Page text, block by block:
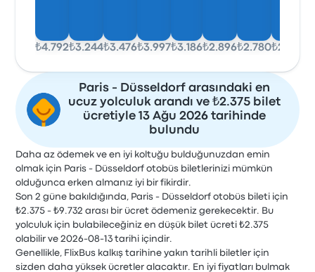
₺4.792₺3.244₺3.476₺3.997₺3.186₺2.896₺2.780₺2.375
Paris - Düsseldorf arasındaki en
ucuz yolculuk arandı ve ₺2.375 bilet
ücretiyle 13 Ağu 2026 tarihinde
bulundu
Daha az ödemek ve en iyi koltuğu bulduğunuzdan emin
olmak için Paris - Düsseldorf otobüs biletlerinizi mümkün
olduğunca erken almanız iyi bir fikirdir.
Son 2 güne bakıldığında, Paris - Düsseldorf otobüs bileti için
₺2.375 - ₺9.732 arası bir ücret ödemeniz gerekecektir. Bu
yolculuk için bulabileceğiniz en düşük bilet ücreti ₺2.375
olabilir ve 2026-08-13 tarihi içindir.
Genellikle, FlixBus kalkış tarihine yakın tarihli biletler için
sizden daha yüksek ücretler alacaktır. En iyi fiyatları bulmak